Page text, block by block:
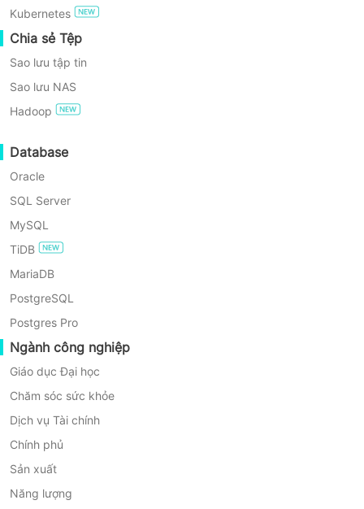
Kubernetes
Chia sẻ Tệp
Sao lưu tập tin
Sao lưu NAS
Hadoop
Database
Oracle
SQL Server
MySQL
TiDB
MariaDB
PostgreSQL
Postgres Pro
Ngành công nghiệp
Giáo dục Đại học
Chăm sóc sức khỏe
Dịch vụ Tài chính
Chính phủ
Sản xuất
Năng lượng
Thách thức trong việc sao lưu máy chủ windows
Khôi phục dữ liệu
Từ các doanh nghiệp nhỏ đến các tập đoàn lớn, các thiết bị
Windows là trung tâm của hoạt động. Sự mở rộng nhanh
chóng của dữ liệu doanh nghiệp đã làm tăng đáng kể rủi ro rò